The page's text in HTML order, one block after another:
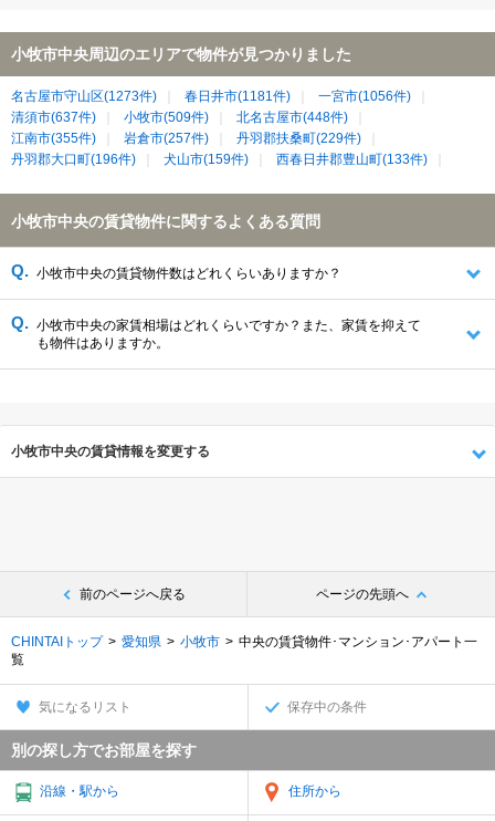
小牧市中央周辺のエリアで物件が見つかりました
名古屋市守山区(1273件) 春日井市(1181件)
一宮市(1056件)
清須市(637件)
小牧市(509件)
北名古屋市(448件)
江南市(355件)
岩倉市(257件)
丹羽郡扶桑町(229件)
丹羽郡大口町(196件)
犬山市(159件) 西春日井郡豊山町(133件)
小牧市中央の賃貸物件に関するよくある質問
小牧市中央の賃貸物件数はどれくらいありますか？
小牧市中央の家賃相場はどれくらいですか？また、家賃を抑えて
も物件はありますか。
小牧市中央の賃貸情報を変更する
前のページへ戻る ページの先頭へ
CHINTAIトップ 愛知県 小牧市
中央の賃貸物件･マンション･アパート一
覧
気になるリスト 保存中の条件
別の探し方でお部屋を探す
沿線・駅から 住所から